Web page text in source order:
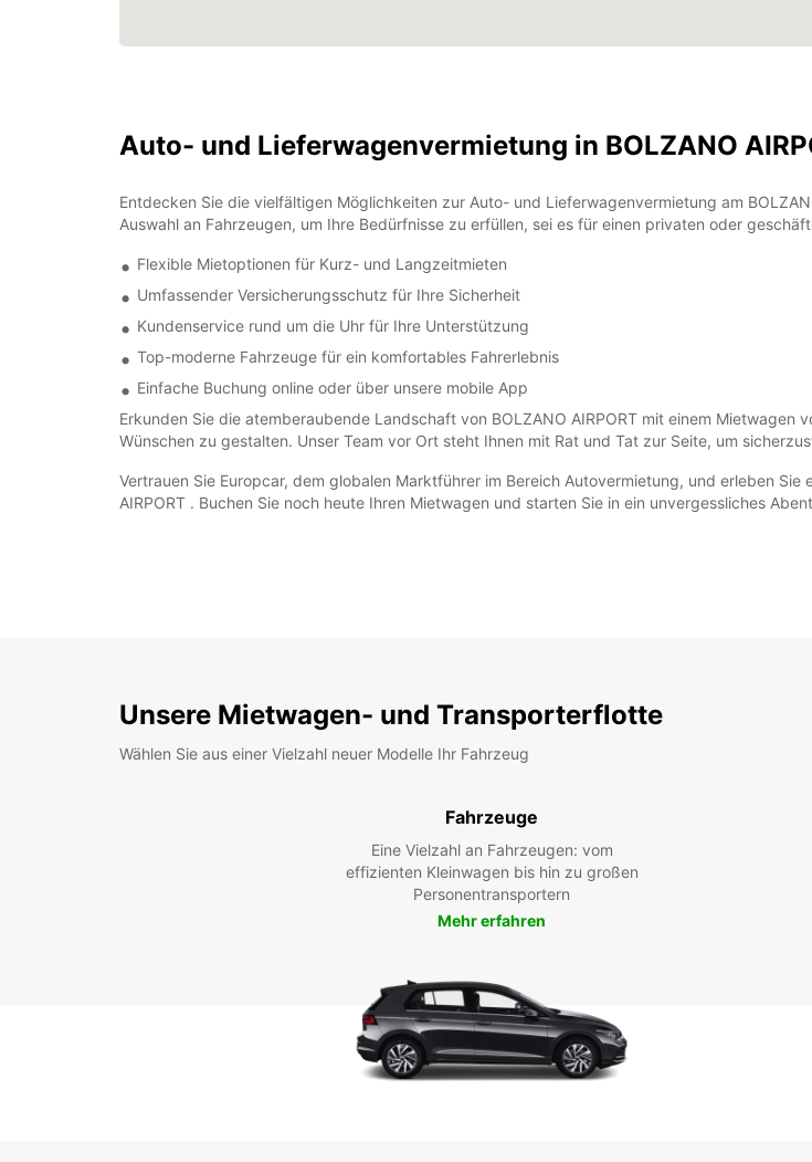
Auto- und Lieferwagenvermietung in BOLZANO
Entdecken Sie die vielfältigen Möglichkeiten zur Auto- und Lieferwagenvermietung am
Auswahl an Fahrzeugen, um Ihre Bedürfnisse zu erfüllen, sei es für einen privaten oder
Flexible Mietoptionen für Kurz- und Langzeitmieten
Umfassender Versicherungsschutz für Ihre Sicherheit
Kundenservice rund um die Uhr für Ihre Unterstützung
Top-moderne Fahrzeuge für ein komfortables Fahrerlebnis
Einfache Buchung online oder über unsere mobile App
Erkunden Sie die atemberaubende Landschaft von BOLZANO AIRPORT mit einem Mietwagen
Wünschen zu gestalten. Unser Team vor Ort steht Ihnen mit Rat und Tat zur Seite, um
Vertrauen Sie Europcar, dem globalen Marktführer im Bereich Autovermietung, und erleben
AIRPORT . Buchen Sie noch heute Ihren Mietwagen und starten Sie in ein unvergessliches
Unsere Mietwagen- und Transporterflotte
Wählen Sie aus einer Vielzahl neuer Modelle Ihr Fahrzeug
Fahrzeuge
Eine Vielzahl an Fahrzeugen: vom
effizienten Kleinwagen bis hin zu großen
Personentransportern
Mehr erfahren